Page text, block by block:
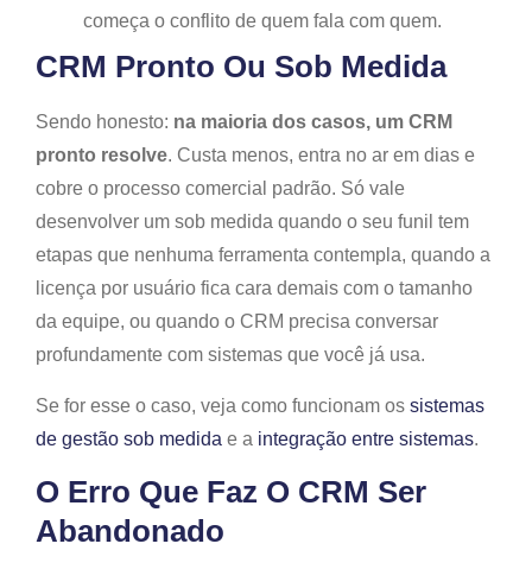
começa o conflito de quem fala com quem.
CRM Pronto Ou Sob Medida
Sendo honesto: na maioria dos casos, um CRM
pronto resolve. Custa menos, entra no ar em dias e
cobre o processo comercial padrão. Só vale
desenvolver um sob medida quando o seu funil tem
etapas que nenhuma ferramenta contempla, quando a
licença por usuário fica cara demais com o tamanho
da equipe, ou quando o CRM precisa conversar
profundamente com sistemas que você já usa.
Se for esse o caso, veja como funcionam os sistemas
de gestão sob medida e a integração entre sistemas.
O Erro Que Faz O CRM Ser
Abandonado